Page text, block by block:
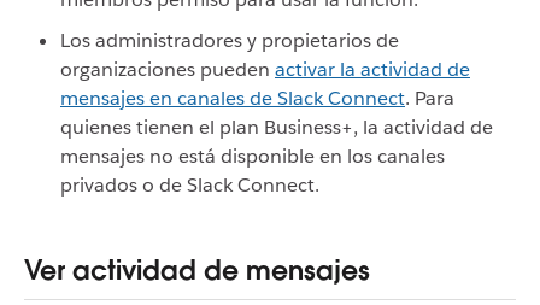
Los administradores y propietarios de
organizaciones pueden activar la actividad de
mensajes en canales de Slack Connect. Para
quienes tienen el plan Business+, la actividad de
mensajes no está disponible en los canales
privados o de Slack Connect.
Ver actividad de mensajes